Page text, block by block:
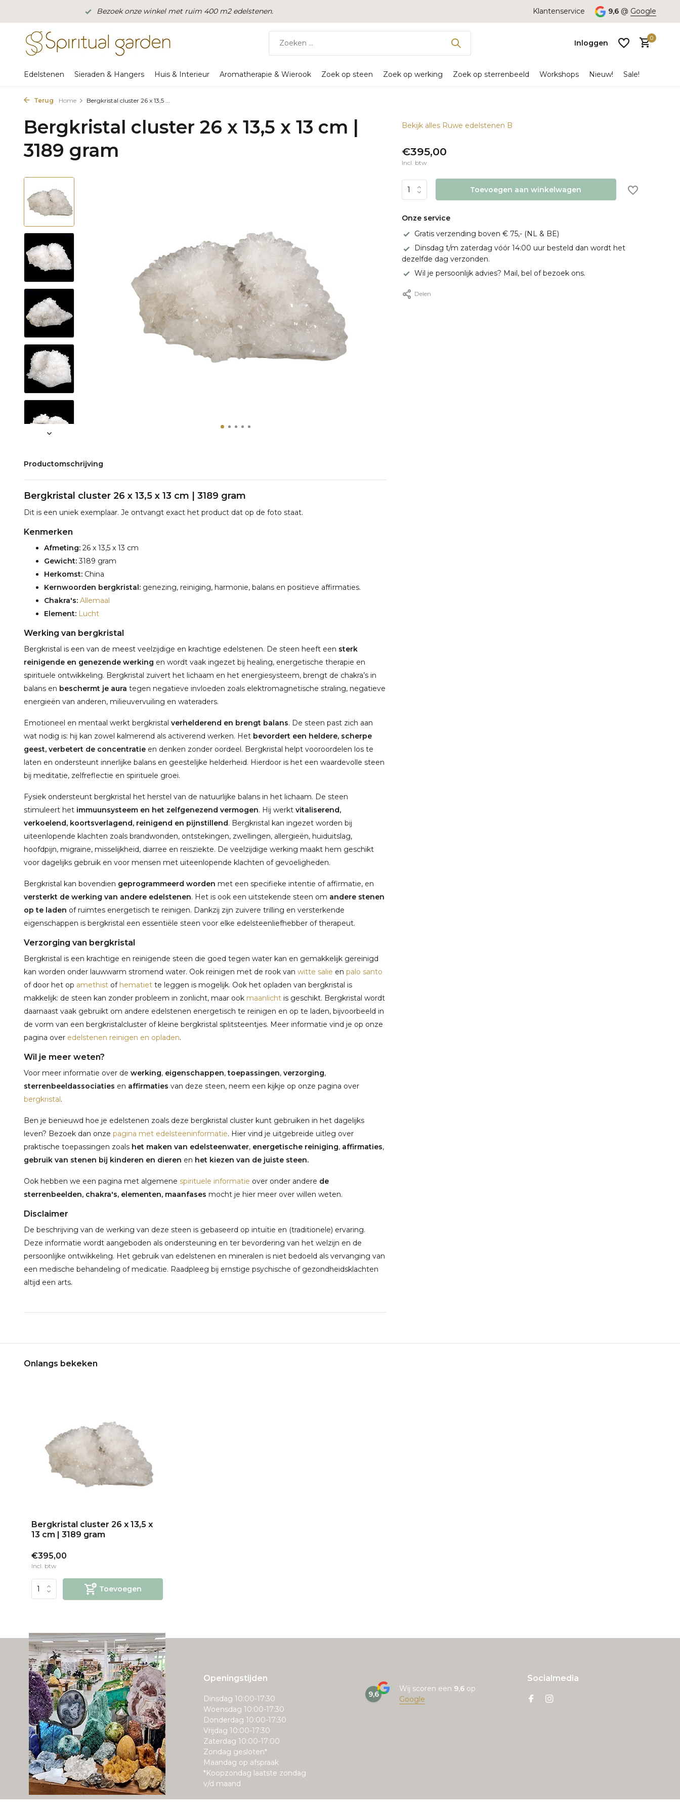
Bezoek onze winkel met ruim 400 m2 edelstenen. Klantenservice 9,6 @ Google
Inloggen
0
Edelstenen Sieraden & Hangers Huis & Interieur Aromatherapie & Wierook Zoek op steen Zoek op werking Zoek op sterrenbeeld Workshops Nieuw! Sale!
Terug Home Bergkristal cluster 26 x 13,5 ...
Bergkristal cluster 26 x 13,5 x 13 cm |
3189 gram
Productomschrijving
Bergkristal cluster 26 x 13,5 x 13 cm | 3189 gram
Dit is een uniek exemplaar. Je ontvangt exact het product dat op de foto staat.
Kenmerken
Afmeting: 26 x 13,5 x 13 cm
Gewicht:3189 gram
Herkomst: China
Kernwoorden bergkristal: genezing, reiniging, harmonie, balans en positieve affirmaties.
Chakra's: Allemaal
Element: Lucht
Werking van bergkristal
Bergkristal is een van de meest veelzijdige en krachtige edelstenen. De steen heeft een sterk
reinigende en genezende werking en wordt vaak ingezet bij healing, energetische therapie en
spirituele ontwikkeling. Bergkristal zuivert het lichaam en het energiesysteem, brengt de chakra’s in
balans en beschermt je aura tegen negatieve invloeden zoals elektromagnetische straling, negatieve
energieën van anderen, milieuvervuiling en wateraders.
Emotioneel en mentaal werkt bergkristal verhelderend en brengt balans. De steen past zich aan
wat nodig is: hij kan zowel kalmerend als activerend werken. Het bevordert een heldere, scherpe
geest, verbetert de concentratie en denken zonder oordeel. Bergkristal helpt vooroordelen los te
laten en ondersteunt innerlijke balans en geestelijke helderheid. Hierdoor is het een waardevolle steen
bij meditatie, zelfreflectie en spirituele groei.
Fysiek ondersteunt bergkristal het herstel van de natuurlijke balans in het lichaam. De steen
stimuleert het immuunsysteem en het zelfgenezend vermogen. Hij werkt vitaliserend,
verkoelend, koortsverlagend, reinigend en pijnstillend. Bergkristal kan ingezet worden bij
uiteenlopende klachten zoals brandwonden, ontstekingen, zwellingen, allergieën, huiduitslag,
hoofdpijn, migraine, misselijkheid, diarree en reisziekte. De veelzijdige werking maakt hem geschikt
voor dagelijks gebruik en voor mensen met uiteenlopende klachten of gevoeligheden.
Bergkristal kan bovendien geprogrammeerd worden met een specifieke intentie of affirmatie, en
versterkt de werking van andere edelstenen. Het is ook een uitstekende steen om andere stenen
op te laden of ruimtes energetisch te reinigen. Dankzij zijn zuivere trilling en versterkende
eigenschappen is bergkristal een essentiële steen voor elke edelsteenliefhebber of therapeut.
Verzorging van bergkristal
Bergkristal is een krachtige en reinigende steen die goed tegen water kan en gemakkelijk gereinigd
kan worden onder lauwwarm stromend water. Ook reinigen met de rook van witte salie en palo santo
of door het op amethist of hematiet te leggen is mogelijk. Ook het opladen van bergkristal is
makkelijk: de steen kan zonder probleem in zonlicht, maar ook maanlicht is geschikt. Bergkristal wordt
daarnaast vaak gebruikt om andere edelstenen energetisch te reinigen en op te laden, bijvoorbeeld in
de vorm van een bergkristalcluster of kleine bergkristal splitsteentjes. Meer informatie vind je op onze
pagina over edelstenen reinigen en opladen.
Wil je meer weten?
Voor meer informatie over de werking, eigenschappen,toepassingen, verzorging,
sterrenbeeldassociaties en affirmaties van deze steen, neem een kijkje op onze pagina over
bergkristal.
Ben je benieuwd hoe je edelstenen zoals deze bergkristal cluster kunt gebruiken in het dagelijks
leven? Bezoek dan onze pagina met edelsteeninformatie. Hier vind je uitgebreide uitleg over
praktische toepassingen zoals het maken van edelsteenwater, energetische reiniging, affirmaties,
gebruik van stenen bij kinderen en dieren en het kiezen van de juiste steen.
Ook hebben we een pagina met algemene spirituele informatie over onder andere de
sterrenbeelden, chakra's, elementen, maanfases mocht je hier meer over willen weten.
Disclaimer
De beschrijving van de werking van deze steen is gebaseerd op intuïtie en (traditionele) ervaring.
Deze informatie wordt aangeboden als ondersteuning en ter bevordering van het welzijn en de
persoonlijke ontwikkeling. Het gebruik van edelstenen en mineralen is niet bedoeld als vervanging van
een medische behandeling of medicatie. Raadpleeg bij ernstige psychische of gezondheidsklachten
altijd een arts.
Bekijk alles Ruwe edelstenen B
€395,00
Incl. btw
Toevoegen aan winkelwagen
Onze service
Gratis verzending boven € 75,- (NL & BE)
Dinsdag t/m zaterdag vóór 14:00 uur besteld dan wordt het
dezelfde dag verzonden.
Wil je persoonlijk advies? Mail, bel of bezoek ons.
Delen
Onlangs bekeken
Bergkristal cluster 26 x 13,5 x
13 cm | 3189 gram
€395,00
Incl. btw
Toevoegen
Openingstijden
Dinsdag 10:00-17:30
Woensdag 10:00-17:30
Donderdag 10:00-17:30
Vrijdag 10:00-17:30
Zaterdag 10:00-17:00
Zondag gesloten*
Maandag op afspraak
*Koopzondag laatste zondag
v/d maand
9,6
Wij scoren een 9,6 op
Google
Socialmedia